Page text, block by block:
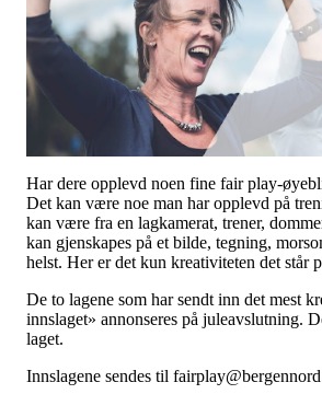
Har dere opplevd noen fine fair play-
Det kan være noe man har opplevd på
kan være fra en lagkamerat, trener,
kan gjenskapes på et bilde, tegning,
helst. Her er det kun kreativiteten det står
De to lagene som har sendt inn det mest
innslaget» annonseres på juleavslutning.
laget.
Innslagene sendes til